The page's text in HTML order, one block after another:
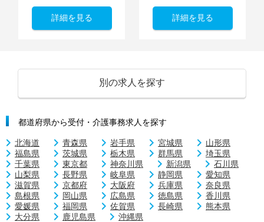
詳細を見る 詳細を見る
別の求人を探す
都道府県から受付・介護事務求人を探す
北海道 青森県 岩手県 宮城県
山形県
福島県
茨城県 栃木県 群馬県
埼玉県
千葉県
東京都 神奈川県 新潟県
石川県
山梨県
長野県 岐阜県 静岡県
愛知県
滋賀県
京都府 大阪府 兵庫県
奈良県
島根県
岡山県 広島県 徳島県
香川県
愛媛県
福岡県 佐賀県 長崎県
熊本県
大分県
鹿児島県 沖縄県